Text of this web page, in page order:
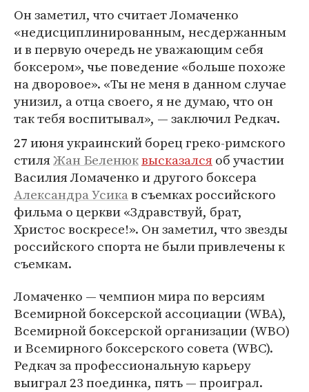
Он заметил, что считает Ломаченко
«недисциплинированным, несдержанным
и в первую очередь не уважающим себя
боксером», чье поведение «больше похоже
на дворовое». «Ты не меня в данном случае
унизил, а отца своего, я не думаю, что он
так тебя воспитывал», — заключил Редкач.
27 июня украинский борец греко-римского
стиляЖан Беленюквысказалсяоб участии
Василия Ломаченко и другого боксера
Александра Усикав съемках российского
фильма о церкви «Здравствуй, брат,
Христос воскресе!». Он заметил, что звезды
российского спорта не были привлечены к
съемкам.
Ломаченко — чемпион мира по версиям
Всемирной боксерской ассоциации (WBA),
Всемирной боксерской организации (WBO)
и Всемирного боксерского совета (WBC).
Редкач за профессиональную карьеру
выиграл 23 поединка, пять — проиграл.